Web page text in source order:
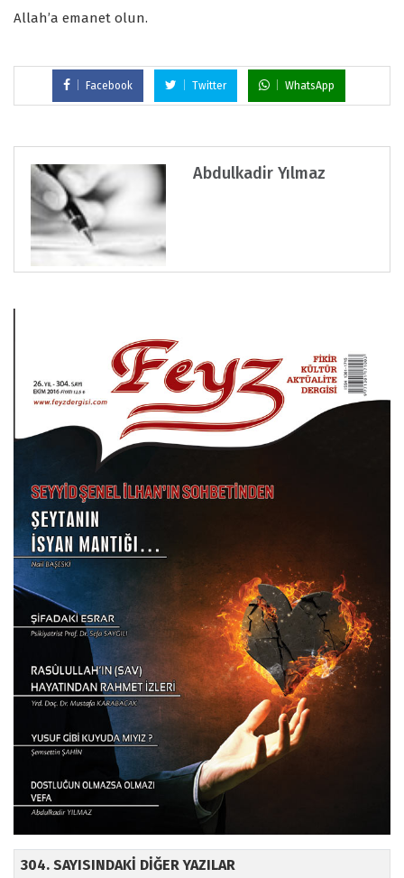
Allah’a emanet olun.
Facebook Twitter WhatsApp
Abdulkadir Yılmaz
304. SAYISINDAKİ DİĞER YAZILAR